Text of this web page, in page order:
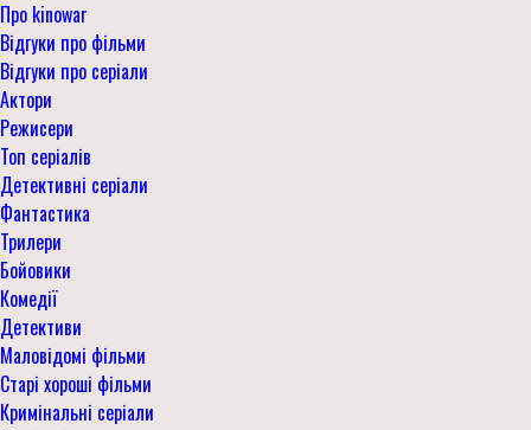
Про kinowar
Відгуки про фільми
Відгуки про серіали
Актори
Режисери
Топ серіалів
Детективні серіали
Фантастика
Трилери
Бойовики
Комедії
Детективи
Маловідомі фільми
Старі хороші фільми
Кримінальні серіали